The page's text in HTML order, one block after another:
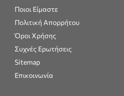
Ποιοι Είμαστε
Πολιτική Απορρήτου
Όροι Χρήσης
Συχνές Ερωτήσεις
Sitemap
Επικοινωνία